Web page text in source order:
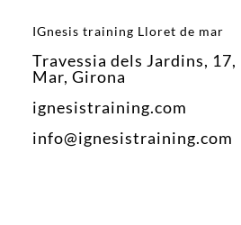
IGnesis training Lloret de mar
Travessia dels Jardins,
Mar, Girona
ignesistraining.com
info@ignesistraining.com